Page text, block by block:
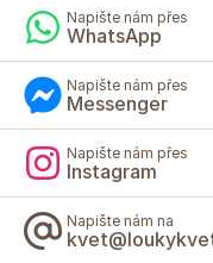
Napište nám přes
WhatsApp
Napište nám přes
Messenger
Napište nám přes
Instagram
Napište nám na